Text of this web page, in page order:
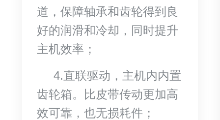
道，保障轴承和齿轮得到良
好的润滑和冷却，同时提升
主机效率；
4.直联驱动，主机内内置
齿轮箱。比皮带传动更加高
效可靠，也无损耗件；